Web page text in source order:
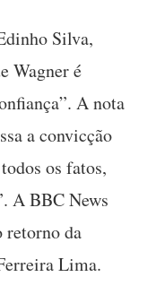
Silva,
Wagner é
A nota
a convicção
os fatos,
A BBC News
da
Lima.